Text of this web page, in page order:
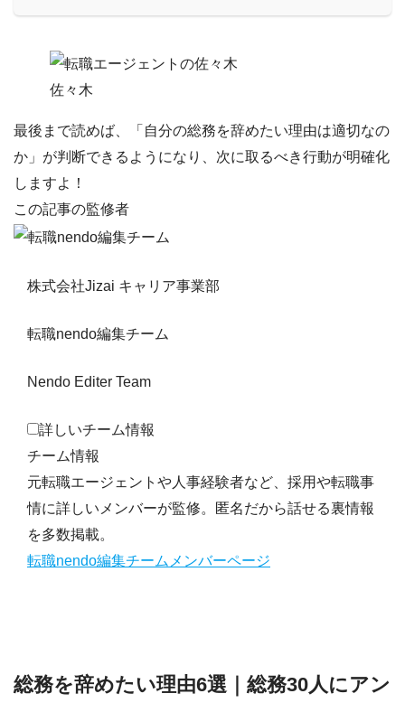
佐々木
最後まで読めば、「 自分の総務を辞めたい理由は適切なの
か 」が判断できるようになり、次に取るべき行動が明確化
しますよ！
この記事の監修者
株式会社Jizai キャリア事業部
転職nendo編集チーム
Nendo Editer Team
詳しいチーム情報
チーム情報
元転職エージェントや人事経験者など、採用や転職事
情に詳しいメンバーが監修。匿名だから話せる裏情報
を多数掲載。
転職nendo編集チームメンバーページ
総務を辞めたい理由6選｜総務30人にアン